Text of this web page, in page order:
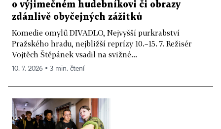
o výjimečném hudebníkovi či obrazy
zdánlivě obyčejných zážitků
Komedie omylů DIVADLO, Nejvyšší purkrabství
Pražského hradu, nejbližší reprízy 10.–15. 7. Režisér
Vojtěch Štěpánek vsadil na svižné...
10. 7. 2026 ▪ 3 min. čtení